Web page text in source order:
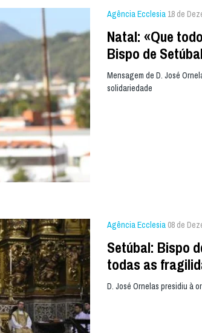
Agência Ecclesia 18 de
Natal: «Que
Bispo de Setúbal
Mensagem de D. José
solidariedade
Agência Ecclesia 08 de
Setúbal: Bispo
todas as
D. José Ornelas presidiu à